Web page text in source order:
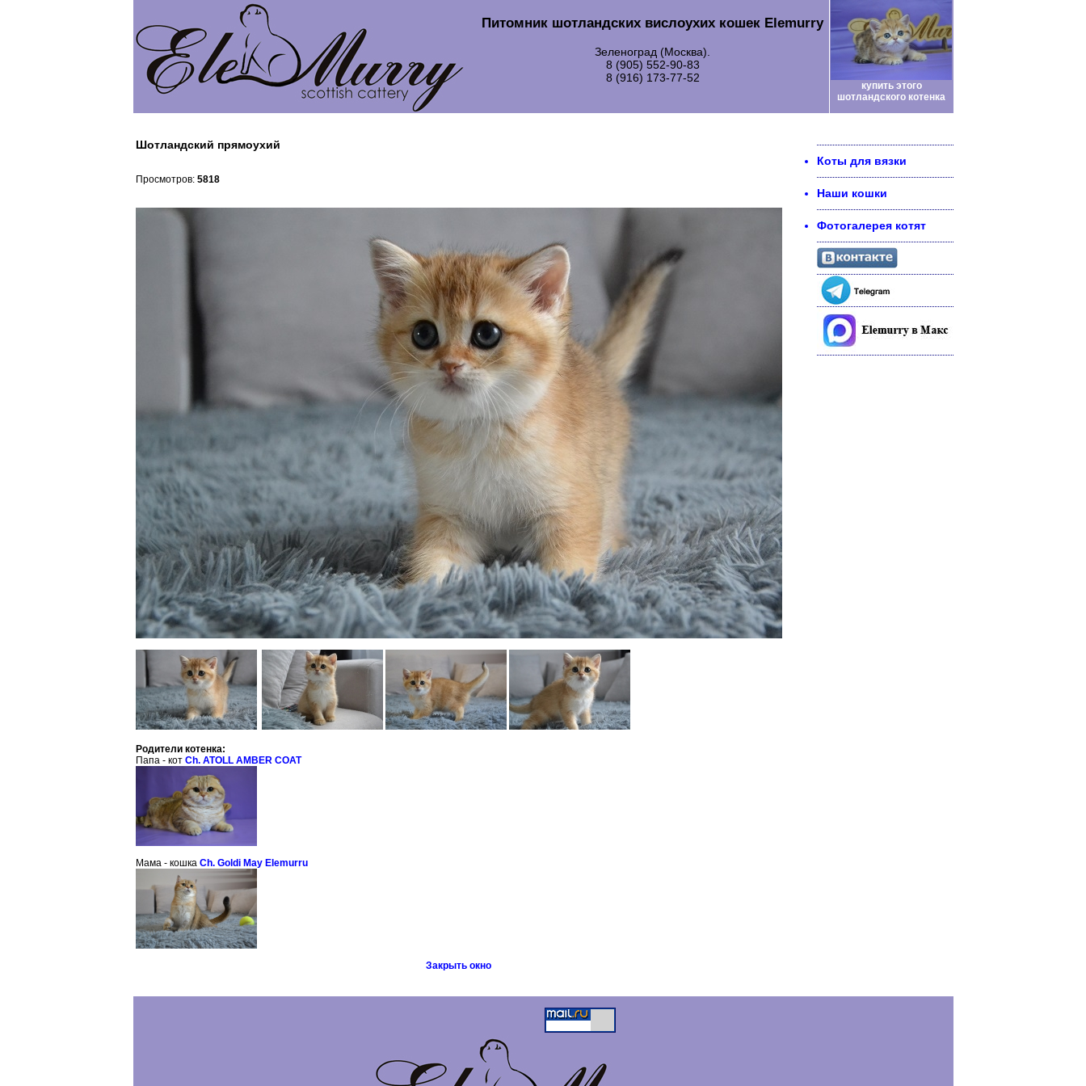
Питомник шотландских вислоухих кошек Elemurry
Зеленоград (Москва).
8 (905) 552-90-83
8 (916) 173-77-52
купить этого
шотландского котенка
Шотландский прямоухий
Просмотров: 5818
Родители котенка:
Папа - кот Ch. ATOLL AMBER COAT
Мама - кошка Ch. Goldi May Elemurru
Закрыть окно
Коты для вязки
Наши кошки
Фотогалерея котят